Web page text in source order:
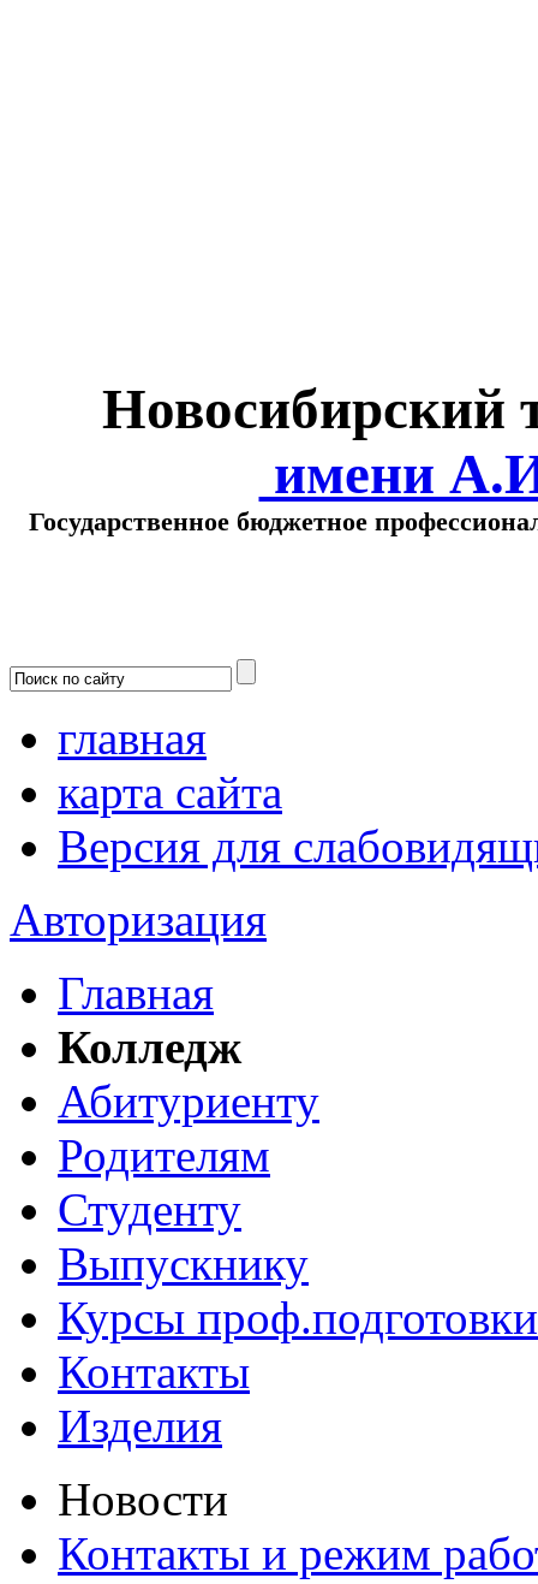
Новосибирский
имени
Государственное бюджетное
главная
карта сайта
Версия для
Авторизация
Главная
Колледж
Абитуриенту
Родителям
Студенту
Выпускнику
Курсы проф.подготовки
Контакты
Изделия
Новости
Контакты и режим